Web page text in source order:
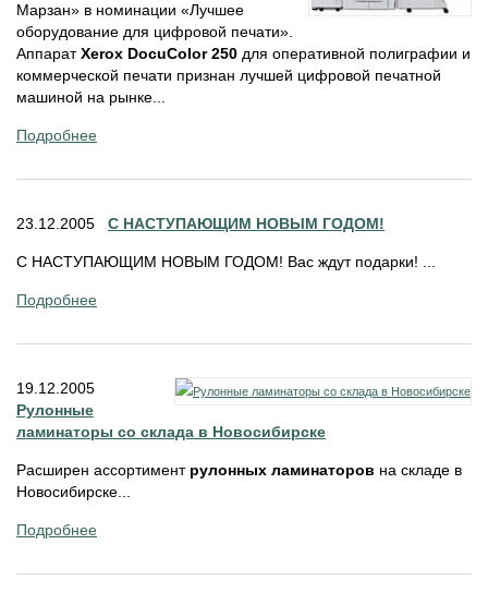
Марзан» в номинации «Лучшее
оборудование для цифровой печати».
АппаратXerox DocuColor 250 для оперативной полиграфии и
коммерческой печати признан лучшей цифровой печатной
машиной на рынке...
Подробнее
23.12.2005 С НАСТУПАЮЩИМ НОВЫМ ГОДОМ!
С НАСТУПАЮЩИМ НОВЫМ ГОДОМ! Вас ждут подарки! ...
Подробнее
19.12.2005
Рулонные
ламинаторы со склада в Новосибирске
Расширен ассортимент рулонных ламинаторов на складе в
Новосибирске...
Подробнее